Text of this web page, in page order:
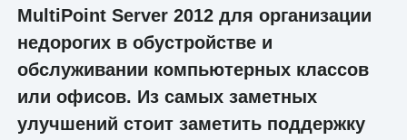
MultiPoint Server 2012 для организации
недорогих в обустройстве и
обслуживании компьютерных классов
или офисов. Из самых заметных
улучшений стоит заметить поддержку